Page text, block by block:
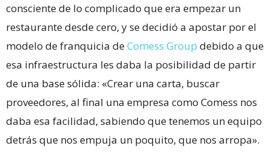
consciente de lo complicado que era empezar un
restaurante desde cero, y se decidió a apostar por el
modelo de franquicia deComess Group debido a que
esa infraestructura les daba la posibilidad de partir
de una base sólida: «Crear una carta, buscar
proveedores, al final una empresa como Comess nos
daba esa facilidad, sabiendo que tenemos un equipo
detrás que nos empuja un poquito, que nos arropa».